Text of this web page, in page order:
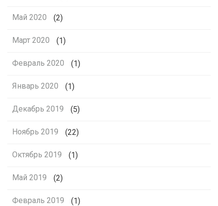
Май 2020 (2)
Март 2020 (1)
Февраль 2020 (1)
Январь 2020 (1)
Декабрь 2019 (5)
Ноябрь 2019 (22)
Октябрь 2019 (1)
Май 2019 (2)
Февраль 2019 (1)